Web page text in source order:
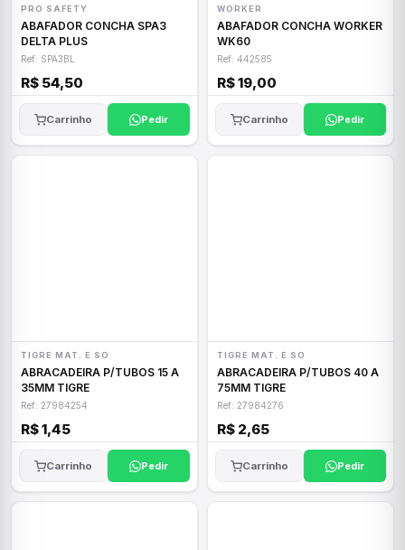
PRO SAFETY
ABAFADOR CONCHA SPA3
DELTA PLUS
Ref: SPA3BL
R$ 54,50
Carrinho Pedir
WORKER
ABAFADOR CONCHA WORKER
WK60
Ref: 442585
R$ 19,00
Carrinho Pedir
TIGRE MAT. E SO
ABRACADEIRA P/TUBOS 15 A
35MM TIGRE
Ref: 27984254
R$ 1,45
Carrinho Pedir
TIGRE MAT. E SO
ABRACADEIRA P/TUBOS 40 A
75MM TIGRE
Ref: 27984276
R$ 2,65
Carrinho Pedir